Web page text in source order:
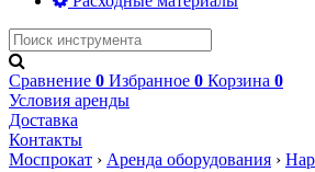
Сравнение0 Избранное
Условия аренды
Доставка
Контакты
Моспрокат
Нарезчик швов Сплитстоун CS 144Е